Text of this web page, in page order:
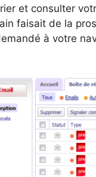
et consulter
faisait de la
à votre